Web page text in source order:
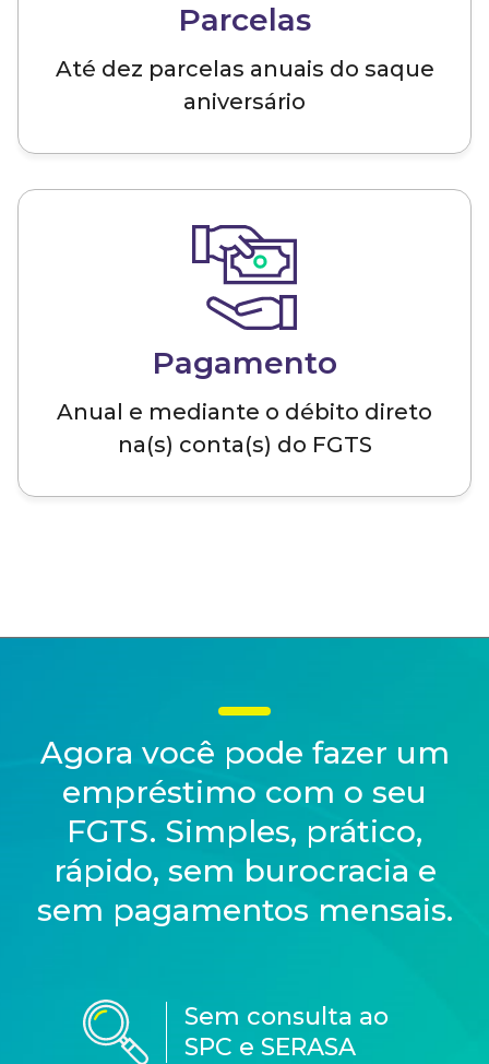
Parcelas
Até dez parcelas anuais do saque
aniversário
Pagamento
Anual e mediante o débito direto
na(s) conta(s) do FGTS
Agora você pode fazer um
empréstimo com o seu
FGTS. Simples, prático,
rápido, sem burocracia e
sem pagamentos mensais.
Sem consulta ao
SPC e SERASA